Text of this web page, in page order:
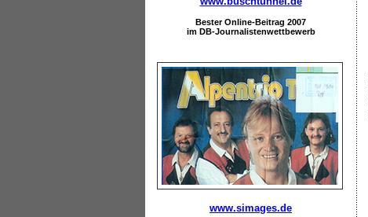
Bester Online-Beitrag 2007
im DB-Journalistenwettbewerb
www.simages.de